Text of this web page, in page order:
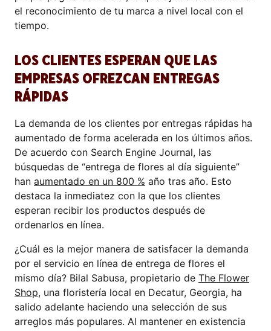
el reconocimiento de tu marca a nivel local con el
tiempo.
LOS CLIENTES ESPERAN QUE LAS
EMPRESAS OFREZCAN ENTREGAS
RÁPIDAS
La demanda de los clientes por entregas rápidas ha
aumentado de forma acelerada en los últimos años.
De acuerdo con Search Engine Journal, las
búsquedas de “entrega de flores al día siguiente”
han aumentado en un 800 % año tras año. Esto
destaca la inmediatez con la que los clientes
esperan recibir los productos después de
ordenarlos en línea.
¿Cuál es la mejor manera de satisfacer la demanda
por el servicio en línea de entrega de flores el
mismo día? Bilal Sabusa, propietario de The Flower
Shop, una floristería local en Decatur, Georgia, ha
salido adelante haciendo una selección de sus
arreglos más populares. Al mantener en existencia